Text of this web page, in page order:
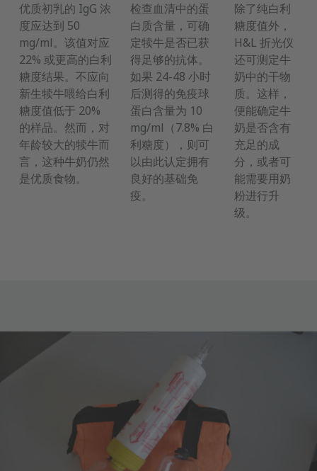
优质初乳的 IgG 浓
度应达到 50
mg/ml。该值对应
22% 或更高的白利
糖度结果。不应向
新生犊牛喂给白利
糖度值低于 20%
的样品。然而，对
年龄较大的犊牛而
言，这种牛奶仍然
是优质食物。
检查血清中的蛋
白质含量，可确
定犊牛是否已获
得足够的抗体。
如果 24-48 小时
后测得的免疫球
蛋白含量为 10
mg/ml（7.8% 白
利糖度），则可
以由此认定拥有
良好的基础免
疫。
除了纯白利
糖度值外，
H&L 折光仪
还可测定牛
奶中的干物
质。这样，
便能确定牛
奶是否含有
充足的成
分，或者可
能需要用奶
粉进行升
级。